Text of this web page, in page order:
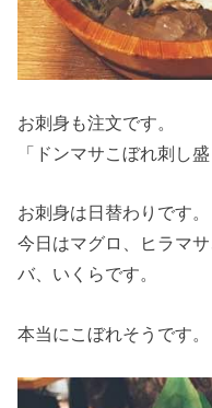
お刺身も注文です。
「ドンマサこぼれ刺し
お刺身は日替わりです。
今日はマグロ、ヒラマ
バ、いくらです。
本当にこぼれそうです。